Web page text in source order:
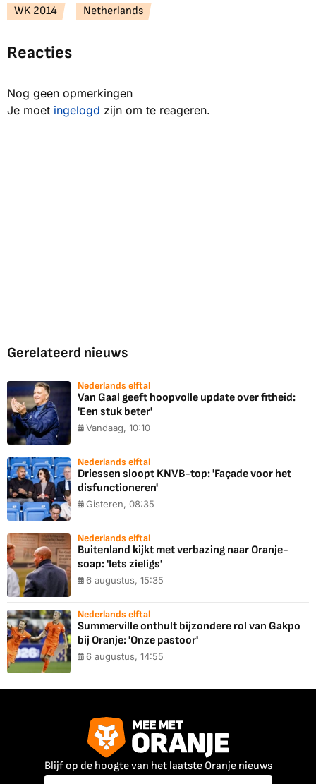
WK 2014 Netherlands
Reacties
Nog geen opmerkingen
Je moet ingelogd zijn om te reageren.
Gerelateerd nieuws
Nederlands elftal
Van Gaal geeft hoopvolle update over fitheid:
'Een stuk beter'
Vandaag, 10:10
Nederlands elftal
Driessen sloopt KNVB-top: 'Façade voor het
disfunctioneren'
Gisteren, 08:35
Nederlands elftal
Buitenland kijkt met verbazing naar Oranje-
soap: 'Iets zieligs'
6 augustus, 15:35
Nederlands elftal
Summerville onthult bijzondere rol van Gakpo
bij Oranje: 'Onze pastoor'
6 augustus, 14:55
Blijf op de hoogte van het laatste Oranje nieuws